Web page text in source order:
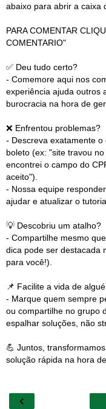
abaixo para abrir a caixa
PARA COMENTAR
COMENTARIO"
✅ Deu tudo certo?
- Comemore aqui nos
experiência ajuda outros
burocracia na hora de
❌ Enfrentou problemas?
- Descreva exatamente
boleto (ex: "site travou
encontrei o campo do
aceito").
- Nossa equipe
ajudar e atualizar o
💡 Descobriu um atalho?
- Compartilhe mesmo
dica pode ser destacada
para você!).
📌 Facilite a vida de
- Marque quem sempre
ou compartilhe no grupo
espalhar soluções, não
💪 Juntos,
solução rápida na hora
‹